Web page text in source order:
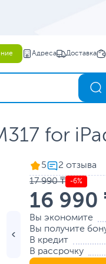
Адреса Доставка
for
5
17 990 ₸ -6%
16 990
Вы экономите
Вы получите
В кредит
В рассрочку